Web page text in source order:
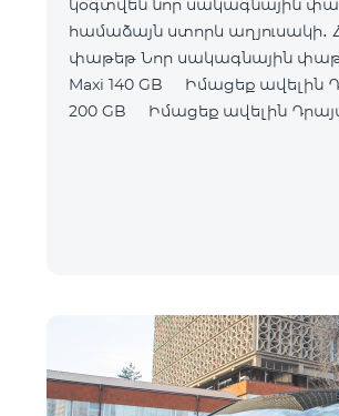
կօգտվեն նոր սակագնային
համաձայն ստորև աղյուսակի․ Հին սակագնային
փաթեթ Նոր սակագնային փաթեթ Դրայվ 20 Drive
Maxi 140 GB Իմացեք ավելին Դրայվ 50 Drive Maxi+